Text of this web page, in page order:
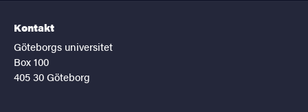
Kontakt
Göteborgs universitet
Box 100
405 30 Göteborg